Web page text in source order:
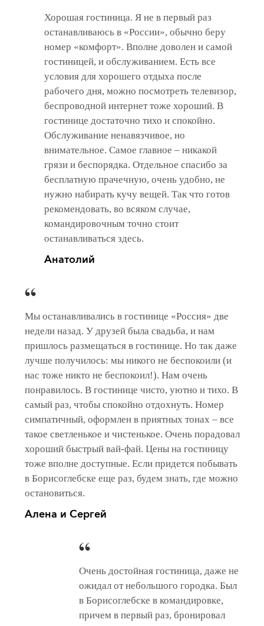
Хорошая гостиница. Я не в первый раз
останавливаюсь в «России», обычно беру
номер «комфорт». Вполне доволен и самой
гостиницей, и обслуживанием. Есть все
условия для хорошего отдыха после
рабочего дня, можно посмотреть телевизор,
беспроводной интернет тоже хороший. В
гостинице достаточно тихо и спокойно.
Обслуживание ненавязчивое, но
внимательное. Самое главное – никакой
грязи и беспорядка. Отдельное спасибо за
бесплатную прачечную, очень удобно, не
нужно набирать кучу вещей. Так что готов
рекомендовать, во всяком случае,
командировочным точно стоит
останавливаться здесь.
Анатолий
Мы останавливались в гостинице «Россия» две
недели назад. У друзей была свадьба, и нам
пришлось размещаться в гостинице. Но так даже
лучше получилось: мы никого не беспокоили (и
нас тоже никто не беспокоил!). Нам очень
понравилось. В гостинице чисто, уютно и тихо. В
самый раз, чтобы спокойно отдохнуть. Номер
симпатичный, оформлен в приятных тонах – все
такое светленькое и чистенькое. Очень порадовал
хороший быстрый вай-фай. Цены на гостиницу
тоже вполне доступные. Если придется побывать
в Борисоглебске еще раз, будем знать, где можно
остановиться.
Алена и Сергей
Очень достойная гостиница, даже не
ожидал от небольшого городка. Был
в Борисоглебске в командировке,
причем в первый раз, бронировал